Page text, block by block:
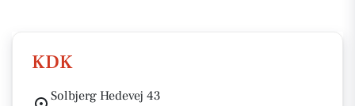
KDK
Solbjerg Hedevej 43